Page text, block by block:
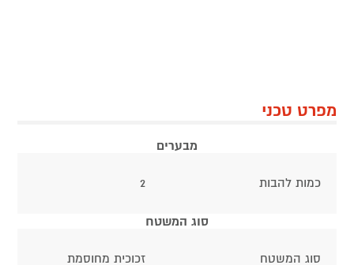
מפרט טכני
מבערים
כמות להבות 2
סוג המשטח
סוג המשטח זכוכית מחוסמת